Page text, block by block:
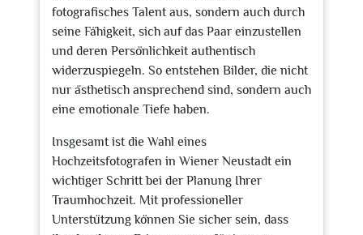
fotografisches Talent aus, sondern auch durch
seine Fähigkeit, sich auf das Paar einzustellen
und deren Persönlichkeit authentisch
widerzuspiegeln. So entstehen Bilder, die nicht
nur ästhetisch ansprechend sind, sondern auch
eine emotionale Tiefe haben.
Insgesamt ist die Wahl eines
Hochzeitsfotografen in Wiener Neustadt ein
wichtiger Schritt bei der Planung Ihrer
Traumhochzeit. Mit professioneller
Unterstützung können Sie sicher sein, dass